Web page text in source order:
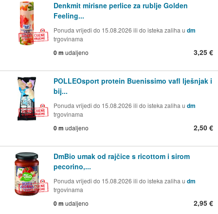
Denkmit mirisne perlice za rublje Golden
Feeling...
Ponuda vrijedi do 15.08.2026 ili do isteka zaliha u dm
trgovinama
0 m udaljeno 3,25 €
POLLEOsport protein Buenissimo vafl lješnjak i
bij...
Ponuda vrijedi do 15.08.2026 ili do isteka zaliha u dm
trgovinama
0 m udaljeno 2,50 €
DmBio umak od rajčice s ricottom i sirom
pecorino,...
Ponuda vrijedi do 15.08.2026 ili do isteka zaliha u dm
trgovinama
0 m udaljeno 2,95 €